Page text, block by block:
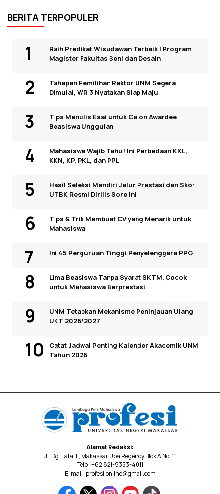
BERITA TERPOPULER
Raih Predikat Wisudawan Terbaik I Program
Magister Fakultas Seni dan Desain
Tahapan Pemilihan Rektor UNM Segera
Dimulai, WR 3 Nyatakan Siap Maju
Tips Menulis Esai untuk Calon Awardee
Beasiswa Unggulan
Mahasiswa Wajib Tahu! Ini Perbedaan KKL,
KKN, KP, PKL, dan PPL
Hasil Seleksi Mandiri Jalur Prestasi dan Skor
UTBK Resmi Dirilis Sore Ini
Tips & Trik Membuat CV yang Menarik untuk
Mahasiswa
Ini 45 Perguruan Tinggi Penyelenggara PPG
Lima Beasiswa Tanpa Syarat SKTM, Cocok
untuk Mahasiswa Berprestasi
UNM Tetapkan Mekanisme Peninjauan Ulang
UKT 2026/2027
Catat Jadwal Penting Kalender Akademik UNM
Tahun 2026
Alamat Redaksi:
Jl. Dg. Tata III, Makassar Upa Regency Blok A No. 11
Telp : +62 821-9353-4011
E-mail : profesi.online@gmail.com